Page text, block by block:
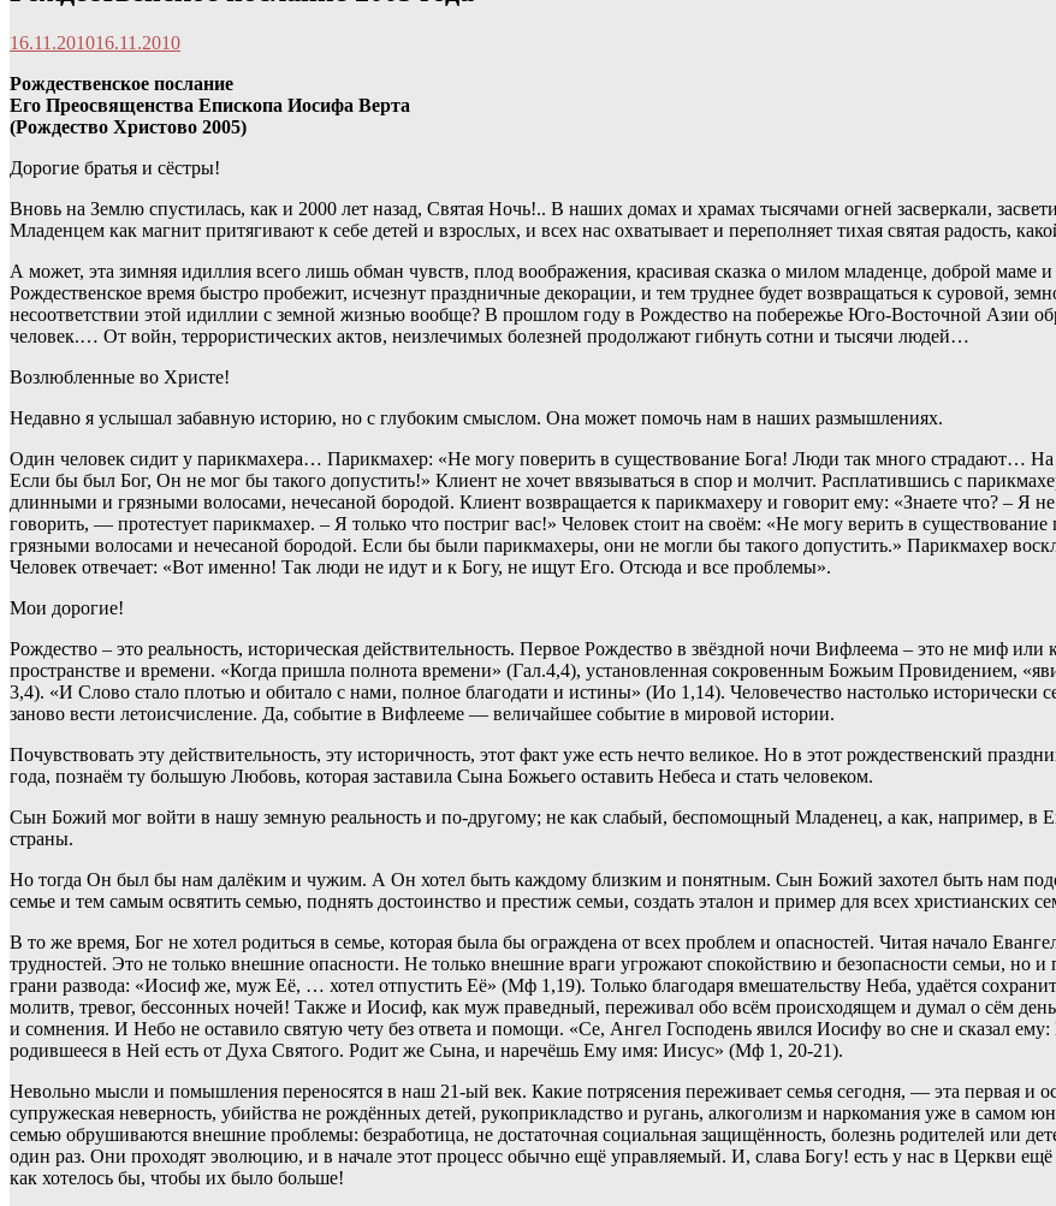
16.11.201016.11.2010
Рождественское послание
Его Преосвященства Епископа Иосифа Верта
(Рождество Христово 2005)
Дорогие братья и сёстры!
Вновь на Землю спустилась, как и 2000 лет назад, Святая Ночь!.. В наших домах и храмах тысячами огней засверкали,
Младенцем как магнит притягивают к себе детей и взрослых, и всех нас охватывает и переполняет тихая святая радость,
А может, эта зимняя идиллия всего лишь обман чувств, плод воображения, красивая сказка о милом младенце, доброй маме
Рождественское время быстро пробежит, исчезнут праздничные декорации, и тем труднее будет возвращаться к суровой,
несоответствии этой идиллии с земной жизнью вообще? В прошлом году в Рождество на побережье Юго-Восточной Азии
человек.… От войн, террористических актов, неизлечимых болезней продолжают гибнуть сотни и тысячи людей…
Возлюбленные во Христе!
Недавно я услышал забавную историю, но с глубоким смыслом. Она может помочь нам в наших размышлениях.
Один человек сидит у парикмахера… Парикмахер: «Не могу поверить в существование Бога! Люди так много страдают…
Если бы был Бог, Он не мог бы такого допустить!» Клиент не хочет ввязываться в спор и молчит. Расплатившись с
длинными и грязными волосами, нечесаной бородой. Клиент возвращается к парикмахеру и говорит ему: «Знаете что? – Я
говорить, — протестует парикмахер. – Я только что постриг вас!» Человек стоит на своём: «Не могу верить в
грязными волосами и нечесаной бородой. Если бы были парикмахеры, они не могли бы такого допустить.» Парикмахер
Человек отвечает: «Вот именно! Так люди не идут и к Богу, не ищут Его. Отсюда и все проблемы».
Мои дорогие!
Рождество – это реальность, историческая действительность. Первое Рождество в звёздной ночи Вифлеема – это не миф
пространстве и времени. «Когда пришла полнота времени» (Гал.4,4), установленная сокровенным Божьим Провидением,
3,4). «И Слово стало плотью и обитало с нами, полное благодати и истины» (Ио 1,14). Человечество настолько исторически
заново вести летоисчисление. Да, событие в Вифлееме — величайшее событие в мировой истории.
Почувствовать эту действительность, эту историчность, этот факт уже есть нечто великое. Но в этот рождественский
года, познаём ту большую Любовь, которая заставила Сына Божьего оставить Небеса и стать человеком.
Сын Божий мог войти в нашу земную реальность и по-другому; не как слабый, беспомощный Младенец, а как, например, в
страны.
Но тогда Он был бы нам далёким и чужим. А Он хотел быть каждому близким и понятным. Сын Божий захотел быть нам
семье и тем самым освятить семью, поднять достоинство и престиж семьи, создать эталон и пример для всех христианских
В то же время, Бог не хотел родиться в семье, которая была бы ограждена от всех проблем и опасностей. Читая начало
трудностей. Это не только внешние опасности. Не только внешние враги угрожают спокойствию и безопасности семьи, но
грани развода: «Иосиф же, муж Её, … хотел отпустить Её» (Мф 1,19). Только благодаря вмешательству Неба, удаётся
молитв, тревог, бессонных ночей! Также и Иосиф, как муж праведный, переживал обо всём происходящем и думал о сём
и сомнения. И Небо не оставило святую чету без ответа и помощи. «Се, Ангел Господень явился Иосифу во сне и сказал
родившееся в Ней есть от Духа Святого. Родит же Сына, и наречёшь Ему имя: Иисус» (Мф 1, 20-21).
Невольно мысли и помышления переносятся в наш 21-ый век. Какие потрясения переживает семья сегодня, — эта первая и
супружеская неверность, убийства не рождённых детей, рукоприкладство и ругань, алкоголизм и наркомания уже в самом
семью обрушиваются внешние проблемы: безработица, не достаточная социальная защищённость, болезнь родителей или
один раз. Они проходят эволюцию, и в начале этот процесс обычно ещё управляемый. И, слава Богу! есть у нас в Церкви
как хотелось бы, чтобы их было больше!